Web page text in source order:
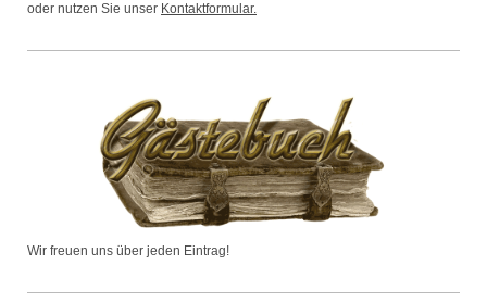
oder nutzen Sie unser Kontaktformular.
Wir freuen uns über jeden Eintrag!